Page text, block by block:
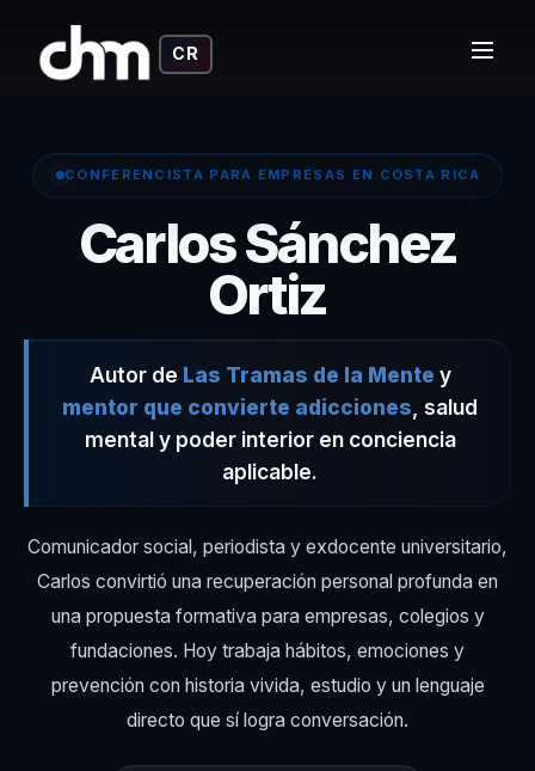
CR
CONFERENCISTA PARA EMPRESAS EN COSTA RICA
Carlos Sánchez
Ortiz
Autor de Las Tramas de la Mente y
mentor que convierte adicciones , salud
mental y poder interior en conciencia
aplicable.
Comunicador social, periodista y exdocente universitario,
Carlos convirtió una recuperación personal profunda en
una propuesta formativa para empresas, colegios y
fundaciones. Hoy trabaja hábitos, emociones y
prevención con historia vivida, estudio y un lenguaje
directo que sí logra conversación.